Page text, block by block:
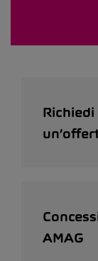
Richiedi
AMAG